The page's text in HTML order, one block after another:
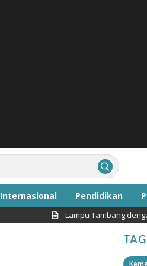
Internasional Pendidikan
Lampu Tambang dengan
TAG